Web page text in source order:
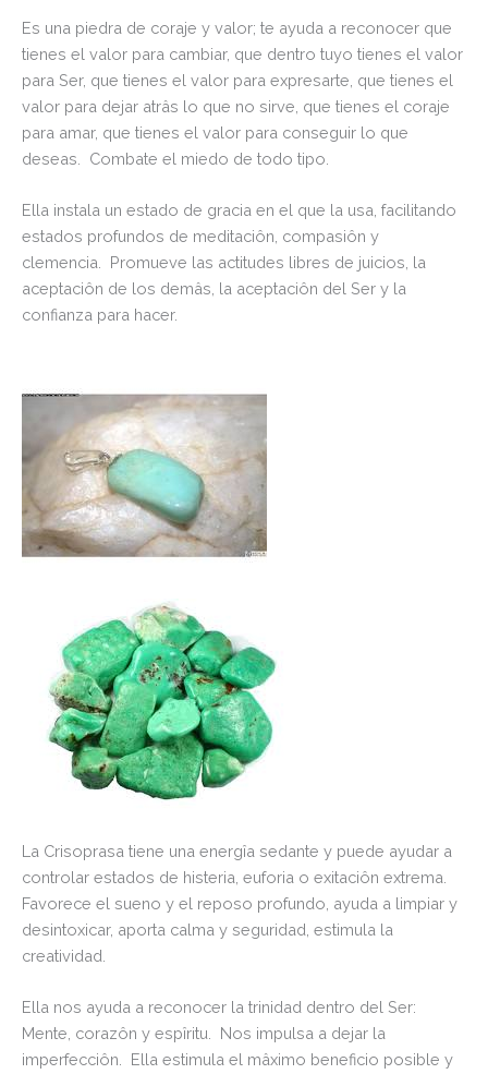
Es una piedra de coraje y valor; te ayuda a reconocer que
tienes el valor para cambiar, que dentro tuyo tienes el valor
para Ser, que tienes el valor para expresarte, que tienes el
valor para dejar atrâs lo que no sirve, que tienes el coraje
para amar, que tienes el valor para conseguir lo que
deseas. Combate el miedo de todo tipo.
Ella instala un estado de gracia en el que la usa, facilitando
estados profundos de meditaciôn, compasiôn y
clemencia. Promueve las actitudes libres de juicios, la
aceptaciôn de los demâs, la aceptaciôn del Ser y la
confianza para hacer.
La Crisoprasa tiene una energîa sedante y puede ayudar a
controlar estados de histeria, euforia o exitaciôn extrema.
Favorece el sueno y el reposo profundo, ayuda a limpiar y
desintoxicar, aporta calma y seguridad, estimula la
creatividad.
Ella nos ayuda a reconocer la trinidad dentro del Ser:
Mente, corazôn y espîritu. Nos impulsa a dejar la
imperfecciôn. Ella estimula el mâximo beneficio posible y